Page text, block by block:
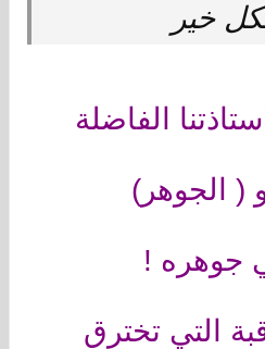
خير
الفاضلة
( الجوهر)
جوهره !
التي تخترق